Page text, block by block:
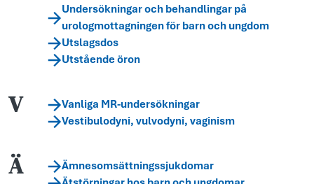
Undersökningar och behandlingar på
urologmottagningen för barn och ungdom
Utslagsdos
Utstående öron
V
Vanliga MR-undersökningar
Vestibulodyni, vulvodyni, vaginism
Ä
Ämnesomsättningssjukdomar